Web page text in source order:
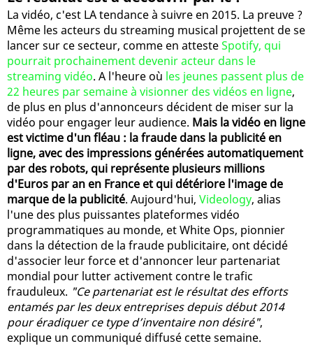
La vidéo, c'est LA tendance à suivre en 2015. La preuve ?
Même les acteurs du streaming musical projettent de se
lancer sur ce secteur, comme en attesteSpotify, qui
pourrait prochainement devenir acteur dans le
streaming vidéo. A l'heure où les jeunes passent plus de
22 heures par semaine à visionner des vidéos en ligne,
de plus en plus d'annonceurs décident de miser sur la
vidéo pour engager leur audience. Mais la vidéo en ligne
est victime d'un fléau : la fraude dans la publicité en
ligne, avec des impressions générées automatiquement
par des robots, qui représente plusieurs millions
d'Euros par an en France et qui détériore l'image de
marque de la publicité. Aujourd'hui, Videology, alias
l'une des plus puissantes plateformes vidéo
programmatiques au monde, et White Ops, pionnier
dans la détection de la fraude publicitaire, ont décidé
d'associer leur force et d'annoncer leur partenariat
mondial pour lutter activement contre le trafic
frauduleux. "Ce partenariat est le résultat des efforts
entamés par les deux entreprises depuis début 2014
pour éradiquer ce type d’inventaire non désiré",
explique un communiqué diffusé cette semaine.